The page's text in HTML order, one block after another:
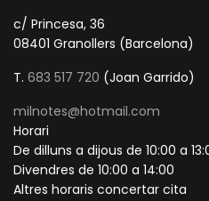
c/ Princesa, 36
08401 Granollers (Barcelona)
T. 683 517 720 (Joan Garrido)
milnotes@hotmail.com
Horari
De dilluns a dijous de 10:00 a
Divendres de 10:00 a 14:00
Altres horaris concertar cita